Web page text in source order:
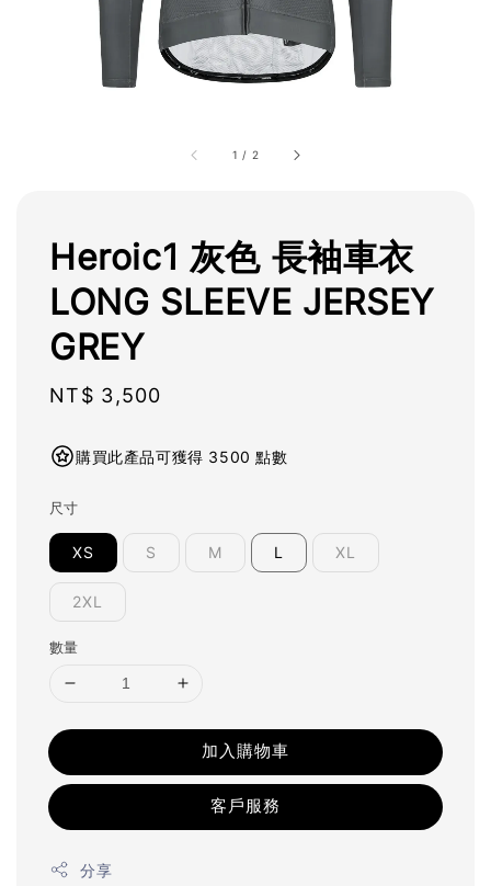
1 / 2
Heroic1 灰色 長袖車衣
LONG SLEEVE JERSEY
GREY
Regular
NT$ 3,500
購買此產品可獲得 3500 點數
尺寸
XS S M L XL
2XL
數量
加入購物車
客戶服務
分享